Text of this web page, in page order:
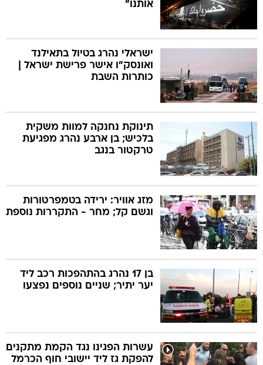
אותנו"
ישראלי נהרג בטיול בתאילנד
ואונסק"ו אישר פרישת ישראל |
כותרות השבת
תינוקת נחנקה למוות משקית
בלכיש; בן ארבע נהרג מפגיעת
טרקטור בנגב
מזג אוויר: ירידה בטמפרטורות
וגשם קל; מחר - התקררות נוספת
בן 17 נהרג בהתהפכות רכב ליד
יער יתיר; שניים נוספים נפצעו
עשרות הפגינו נגד הקמת מתקנים
להפקת גז ליד יישובי חוף הכרמל